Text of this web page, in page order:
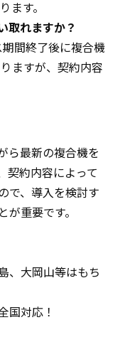
ます。
取れますか？
間終了後に複合機
ますが、契約内容
ら最新の複合機を
契約内容によって
で、導入を検討す
重要です。
、大岡山等はもち
国対応！